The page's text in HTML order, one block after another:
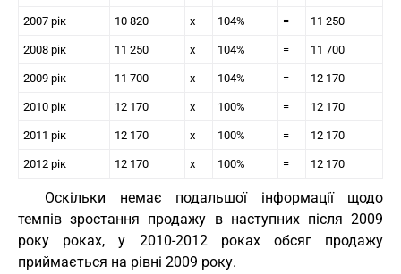
2007 рік 10 820 х 104% = 11 250
2008 рік 11 250 х 104% = 11 700
2009 рік 11 700 х 104% = 12 170
2010 рік 12 170 х 100% = 12 170
2011 рік 12 170 х 100% = 12 170
2012 рік 12 170 х 100% = 12 170
Оскільки немає подальшої інформації щодо
темпів зростання продажу в наступних після 2009
року роках, у 2010-2012 роках обсяг продажу
приймається на рівні 2009 року.